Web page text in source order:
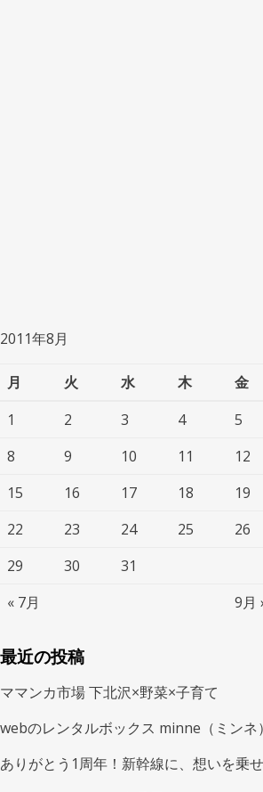
2011年8月
月 火 水 木 金
« 7月 9月
1 2 3 4 5
8
9 10 11 12
15
16 17 18 19
22
23 24 25 26
29
30 31
最近の投稿
ママンカ市場 下北沢×野菜×子育て
webのレンタルボックス minne（ミンネ）
ありがとう1周年！新幹線に、想いを乗せ